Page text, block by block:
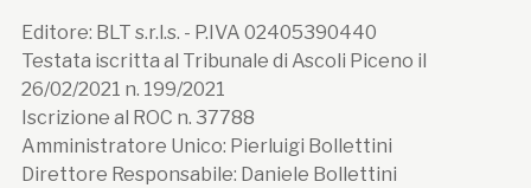
Editore: BLT s.r.l.s. - P.IVA 02405390440
Testata iscritta al Tribunale di Ascoli Piceno il
26/02/2021 n. 199/2021
Iscrizione al ROC n. 37788
Amministratore Unico: Pierluigi Bollettini
Direttore Responsabile: Daniele Bollettini